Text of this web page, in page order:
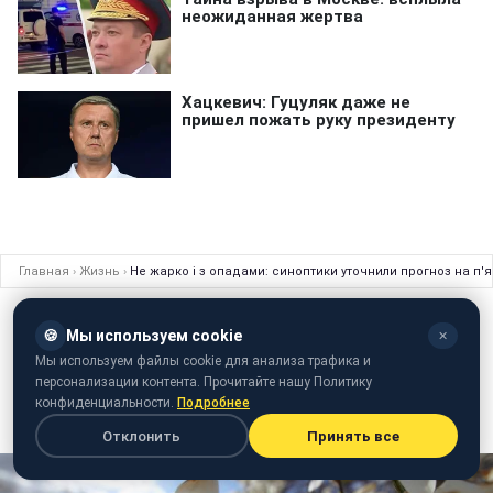
Главная › Жизнь › Не жарко і з опадами: синоптики уточнили прогноз на
Не жарко і з опадами: синоптики
уточнили прогноз на п'ятницю
В Україні буде прохолодно
🍪 Мы используем cookie ✕
Мы используем файлы cookie для анализа трафика и
персонализации контента. Прочитайте нашу Политику
конфиденциальности. Подробнее
Отклонить Принять все